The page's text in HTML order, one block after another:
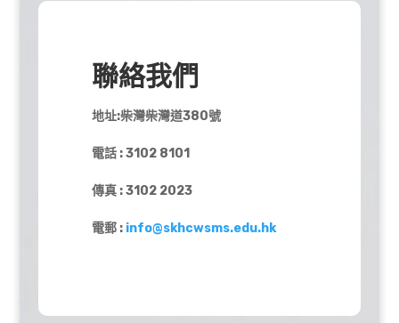
聯絡我們
地址:柴灣柴灣道380號
電話 : 3102 8101
傳真 : 3102 2023
電郵 : info@skhcwsms.edu.hk